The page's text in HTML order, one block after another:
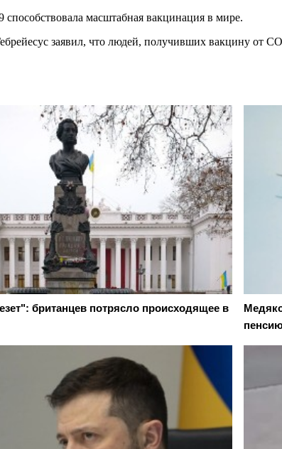
масштабная вакцинация в мире.
заявил, что людей, получивших вакцину от
британцев потрясло происходящее в